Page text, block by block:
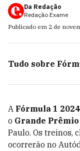
Da Redação
Redação Exame
Publicado em 2 de
Tudo sobre
A Fórmula 1 2024
o Grande
Paulo. Os treinos,
ocorrerão no